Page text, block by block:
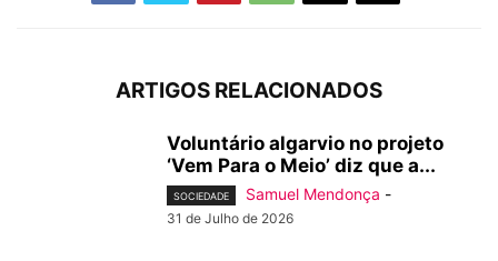
ARTIGOS RELACIONADOS
Voluntário algarvio no projeto
‘Vem Para o Meio’ diz que a...
SOCIEDADE Samuel Mendonça -
31 de Julho de 2026